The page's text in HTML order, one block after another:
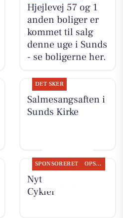
Hjejlevej 57 og 1
anden boliger er
kommet til salg
denne uge i Sunds
- se boligerne her.
DET SKER
Salmesangsaften i
Sunds Kirke
SPONSORERET OPSLAGSTAVLEN
Nyt fra Per P.
Cykler